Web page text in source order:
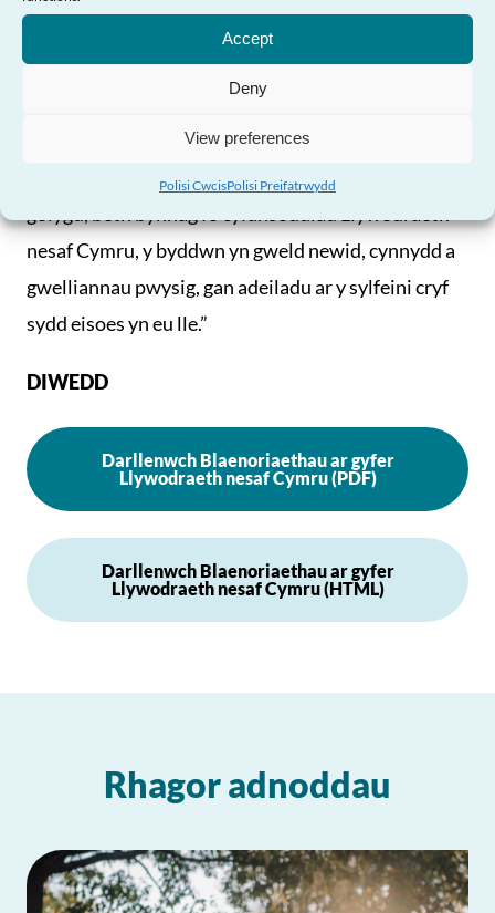
Accept
Deny
View preferences
Polisi CwcisPolisi Preifatrwydd
Angen Help?
wrth iddynt gwblhau eu maniffestos yn y misoedd
“Mae’n bwysig bod ymrwymiadau ar draws y
sbectrwm gwleidyddol i gyflawni camau
gweithredu i gefnogi pobl hŷn gan y bydd hyn yn
nesaf Cymru, y byddwn yn gweld newid, cynnydd a
gwelliannau pwysig, gan adeiladu ar y sylfeini cryf
sydd eisoes yn eu lle.”
DIWEDD
Darllenwch Blaenoriaethau ar gyfer
Llywodraeth nesaf Cymru (PDF)
Darllenwch Blaenoriaethau ar gyfer
Llywodraeth nesaf Cymru (HTML)
Rhagor adnoddau